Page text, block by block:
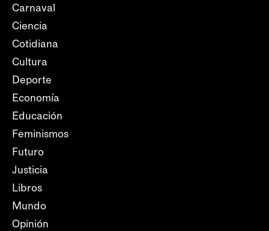
Carnaval
Ciencia
Cotidiana
Cultura
Deporte
Economía
Educación
Feminismos
Futuro
Justicia
Libros
Mundo
Opinión